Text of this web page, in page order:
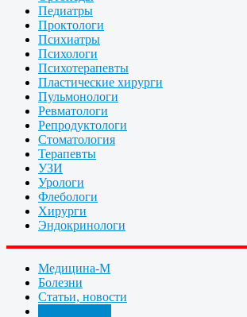
Педиатры
Проктологи
Психиатры
Психологи
Психотерапевты
Пластические хирурги
Пульмонологи
Ревматологи
Репродуктологи
Стоматология
Терапевты
УЗИ
Урологи
Флебологи
Хирурги
Эндокринологи
Медицина-М
Болезни
Статьи, новости